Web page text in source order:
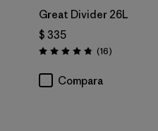
Great Divider 26L
$ 335
Valoración: 4.8 / 5
(16Comentarios
)
Compara